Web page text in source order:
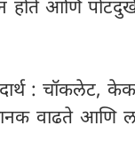
होते आणि
: चॉकलेट, केक,
वाढते आणि